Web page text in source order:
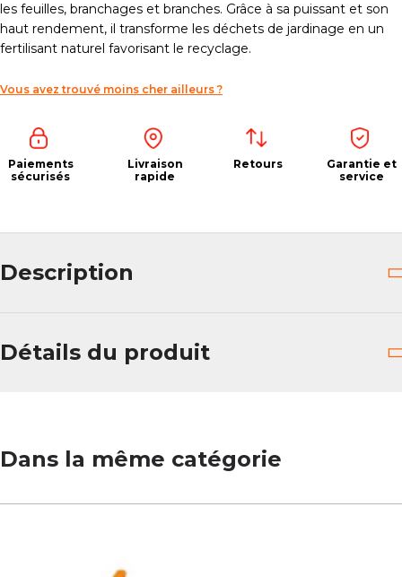
les feuilles, branchages et branches. Grâce à sa puissant et son
haut rendement, il transforme les déchets de jardinage en un
fertilisant naturel favorisant le recyclage.
Vous avez trouvé moins cher ailleurs ?
Paiements
sécurisés
Livraison
rapide
Retours
Garantie et
service
Description
Détails du produit
Dans la même catégorie